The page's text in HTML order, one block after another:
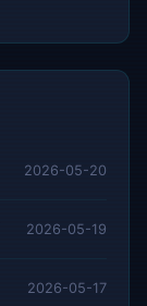
2026-05-20
2026-05-19
2026-05-17